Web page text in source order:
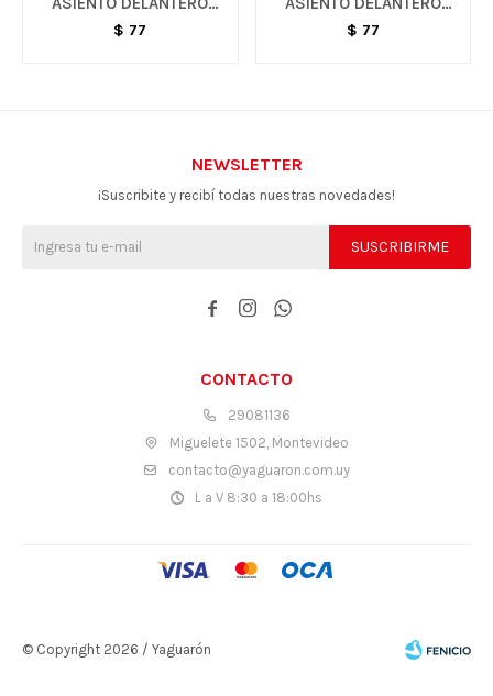
IZQUIERDO - S10
$ 77
DERECHO - S10
$ 77
CONTACTO
29081136
Miguelete 1502, Montevideo
contacto@yaguaron.com.uy
L a V 8:30 a 18:00hs
NEWSLETTER
¡Suscribite y recibí todas nuestras novedades!
SUSCRIBIRME
  
© Copyright 2026 / Yaguarón